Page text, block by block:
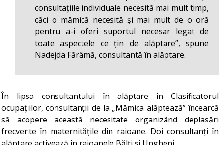
consultațiile individuale necesită mai mult timp,
căci o mămică necesită și mai mult de o oră
pentru a-i oferi suportul necesar legat de
toate aspectele ce țin de alăptare”, spune
Nadejda Fărâmă, consultantă în alăptare.
În lipsa consultantului în alăptare în Clasificatorul
ocupațiilor, consultanții de la „Mămica alăptează” încearcă
să acopere această necesitate organizând deplasări
frecvente în maternitățile din raioane. Doi consultanți în
alăptare activează în raioanele Bălți și Ungheni.